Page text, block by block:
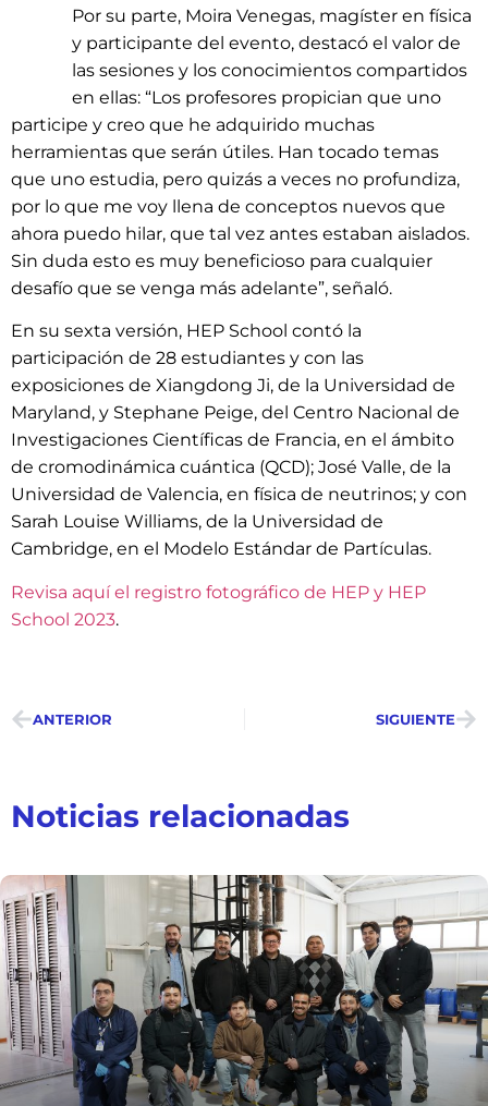
Por su parte, Moira Venegas, magíster en física
y participante del evento, destacó el valor de
las sesiones y los conocimientos compartidos
en ellas: “Los profesores propician que uno
participe y creo que he adquirido muchas
herramientas que serán útiles. Han tocado temas
que uno estudia, pero quizás a veces no profundiza,
por lo que me voy llena de conceptos nuevos que
ahora puedo hilar, que tal vez antes estaban aislados.
Sin duda esto es muy beneficioso para cualquier
desafío que se venga más adelante”, señaló.
En su sexta versión, HEP School contó la
participación de 28 estudiantes y con las
exposiciones de Xiangdong Ji, de la Universidad de
Maryland, y Stephane Peige, del Centro Nacional de
Investigaciones Científicas de Francia, en el ámbito
de cromodinámica cuántica (QCD); José Valle, de la
Universidad de Valencia, en física de neutrinos; y con
Sarah Louise Williams, de la Universidad de
Cambridge, en el Modelo Estándar de Partículas.
Revisa aquí el registro fotográfico de HEP y HEP
School 2023.
ANTERIOR SIGUIENTE
Noticias relacionadas